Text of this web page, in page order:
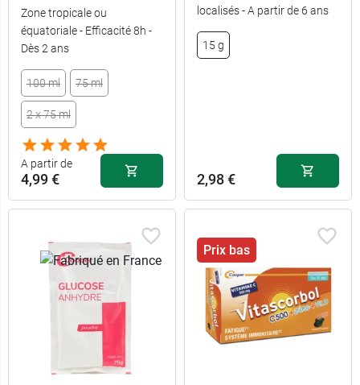
Zone tropicale ou
équatoriale - Efficacité 8h -
Dès 2 ans
100 ml 75 ml
2 x 75 ml
A partir de
4,99 €
localisés - A partir de 6 ans
15 g
2,98 €
Prix bas